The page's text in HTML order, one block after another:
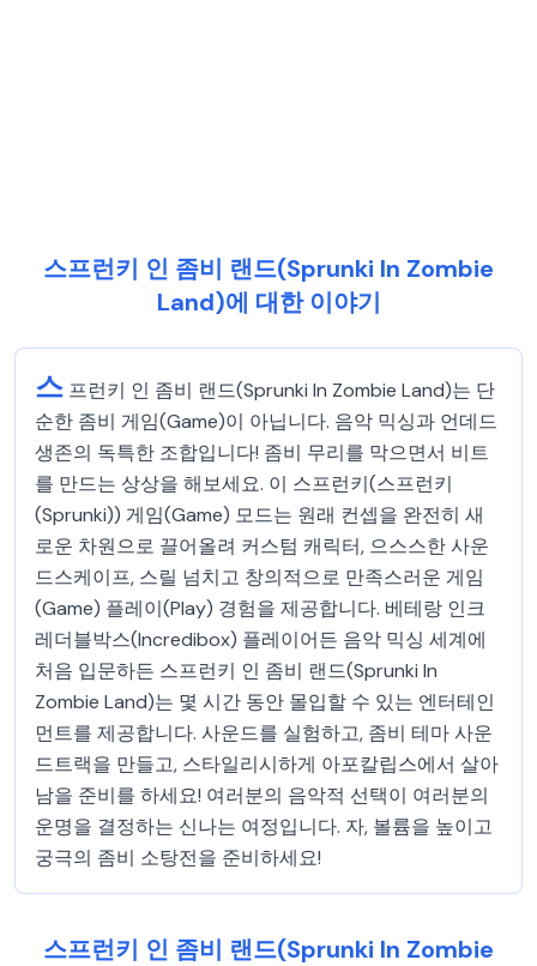
스프런키 인 좀비 랜드(Sprunki In Zombie
Land)에 대한 이야기
스 프런키 인 좀비 랜드(Sprunki In Zombie Land)는 단
순한 좀비 게임(Game)이 아닙니다. 음악 믹싱과 언데드
생존의 독특한 조합입니다! 좀비 무리를 막으면서 비트
를 만드는 상상을 해보세요. 이 스프런키(스프런키
(Sprunki)) 게임(Game) 모드는 원래 컨셉을 완전히 새
로운 차원으로 끌어올려 커스텀 캐릭터, 으스스한 사운
드스케이프, 스릴 넘치고 창의적으로 만족스러운 게임
(Game) 플레이(Play) 경험을 제공합니다. 베테랑 인크
레더블박스(Incredibox) 플레이어든 음악 믹싱 세계에
처음 입문하든 스프런키 인 좀비 랜드(Sprunki In
Zombie Land)는 몇 시간 동안 몰입할 수 있는 엔터테인
먼트를 제공합니다. 사운드를 실험하고, 좀비 테마 사운
드트랙을 만들고, 스타일리시하게 아포칼립스에서 살아
남을 준비를 하세요! 여러분의 음악적 선택이 여러분의
운명을 결정하는 신나는 여정입니다. 자, 볼륨을 높이고
궁극의 좀비 소탕전을 준비하세요!
스프런키 인 좀비 랜드(Sprunki In Zombie